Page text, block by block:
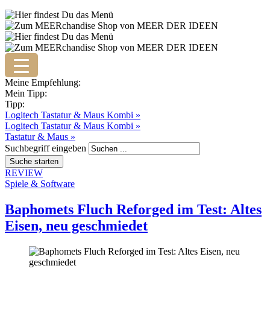
Meine Empfehlung:
Mein Tipp:
Tipp:
Logitech Tastatur & Maus Kombi »
Logitech Tastatur & Maus Kombi »
Tastatur & Maus »
Suchbegriff eingeben
REVIEW
Spiele & Software
Baphomets Fluch Reforged im Test: Altes
Eisen, neu geschmiedet